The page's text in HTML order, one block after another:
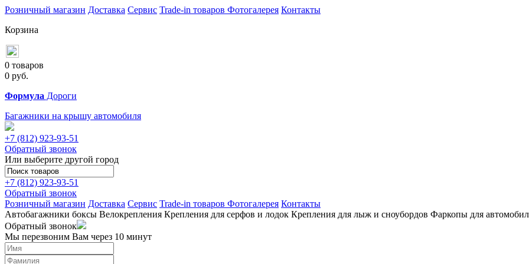
Розничный магазин Доставка Сервис Trade-in товаров Фотогалерея Контакты
Корзина
0 товаров
0 руб.
Формула Дороги
Багажники на крышу автомобиля
+7 (812) 923-93-51
Обратный звонок
Или выберите другой город
+7 (812) 923-93-51
Обратный звонок
Розничный магазин Доставка Сервис Trade-in товаров Фотогалерея Контакты
Автобагажники боксы Велокрепления Крепления для серфов и лодок Крепления для лыж и сноубордов Фаркопы для
Обратный звонок
Мы перезвоним Вам через 10 минут